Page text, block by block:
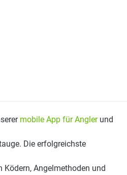
mobile App für Anglerund
Die erfolgreichste
Ködern, Angelmethoden und